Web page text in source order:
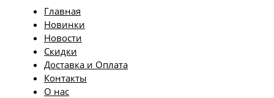
Главная
Новинки
Новости
Скидки
Доставка и Оплата
Контакты
О нас